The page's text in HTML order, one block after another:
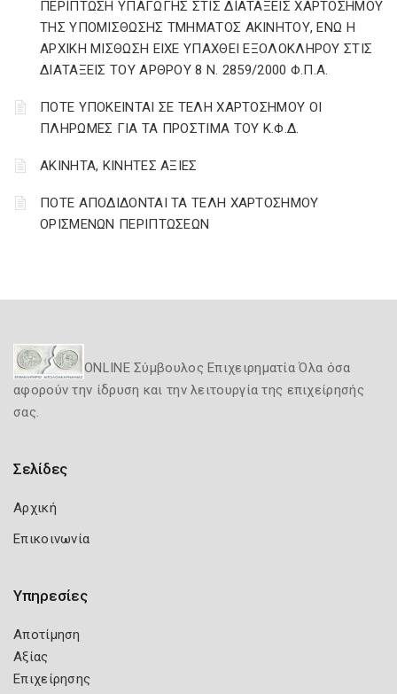
ΠΕΡΙΠΤΩΣΗ ΥΠΑΓΩΓΗΣ ΣΤΙΣ ΔΙΑΤΑΞΕΙΣ ΧΑΡΤΟΣΗΜΟΥ
ΤΗΣ ΥΠΟΜΙΣΘΩΣΗΣ ΤΜΗΜΑΤΟΣ ΑΚΙΝΗΤΟΥ, ΕΝΩ Η
ΑΡΧΙΚΗ ΜΙΣΘΩΣΗ ΕΙΧΕ ΥΠΑΧΘΕΙ ΕΞΟΛΟΚΛΗΡΟΥ ΣΤΙΣ
ΔΙΑΤΑΞΕΙΣ ΤΟΥ ΑΡΘΡΟΥ 8 Ν. 2859/2000 Φ.Π.Α.
ΠΟΤΕ ΥΠΟΚΕΙΝΤΑΙ ΣΕ ΤΕΛΗ ΧΑΡΤΟΣΗΜΟΥ ΟΙ
ΠΛΗΡΩΜΕΣ ΓΙΑ ΤΑ ΠΡΟΣΤΙΜΑ ΤΟΥ Κ.Φ.Δ.
ΑΚΙΝΗΤΑ, ΚΙΝΗΤΕΣ ΑΞΙΕΣ
ΠΟΤΕ ΑΠΟΔΙΔΟΝΤΑΙ ΤΑ ΤΕΛΗ ΧΑΡΤΟΣΗΜΟΥ
ΟΡΙΣΜΕΝΩΝ ΠΕΡΙΠΤΩΣΕΩΝ
ONLINE Σύμβουλος Επιχειρηματία Όλα όσα
αφορούν την ίδρυση και την λειτουργία της επιχείρησής
σας.
Σελίδες
Αρχική
Επικοινωνία
Υπηρεσίες
Αποτίμηση
Αξίας
Επιχείρησης